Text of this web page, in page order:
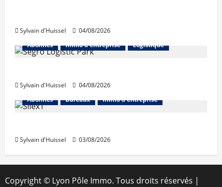
Sylvain d'Huissel
04/08/2026
Abonnés
Immo d'entreprise Logistique
Sylvain d'Huissel
04/08/2026
Abonnés
Bureaux Immo d'entreprise
Sylvain d'Huissel 03/08/2026
Copyright © Lyon Pôle Immo. Tous droits réservés |